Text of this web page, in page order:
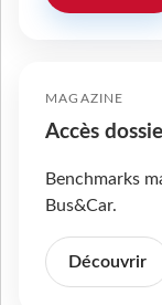
MAGAZINE
Accès
Benchmarks
Bus&Car.
Découvrir